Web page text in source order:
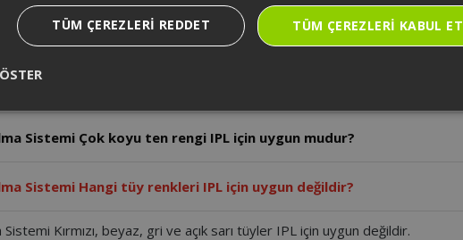
Sistemi Cilt testi sonrası ne kadar beklenmelidir?
Sistemi İlk kullanımda hangi enerji seviyesi önerilir?
Sistemi Çok koyu ten rengi IPL için uygun mudur?
Sistemi Hangi tüy renkleri IPL için uygun değildir?
Kırmızı, beyaz, gri ve açık sarı tüyler IPL için uygun değildir.
TÜM ÇEREZLERI KABUL ET
TÜM ÇEREZLERI REDDET